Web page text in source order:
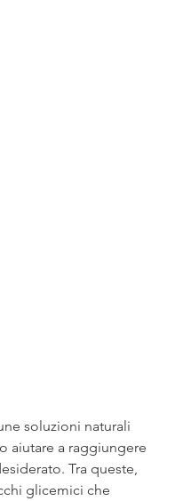
aiutare a raggiungere
Tra queste,
glicemici che